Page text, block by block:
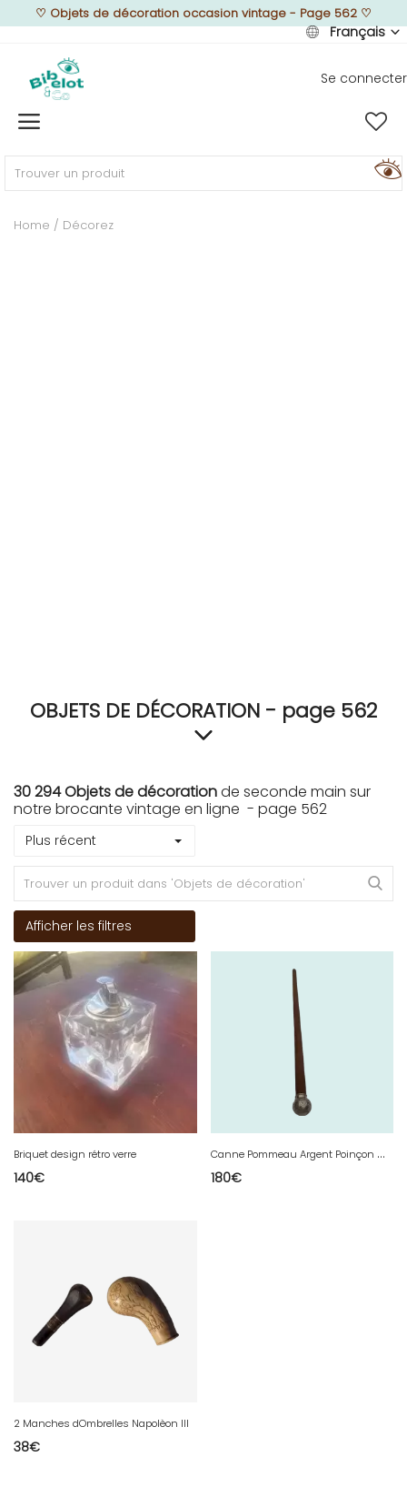
♡ Objets de décoration occasion vintage - Page 562 ♡
Français
Se connecter
Home
MEUBLEZ
Home Décorez
OBJETS DE DÉCORATION - page 562
30 294 Objets de décorationde seconde main sur
notre brocante vintage en ligne - page 562
Plus récent
Afficher les filtres
Briquet design rétro verre
140€
C
anne Pommeau Argent Poinçon Minerve 34 g
180€
2 Manches dOmbrelles Napolèon III
38€